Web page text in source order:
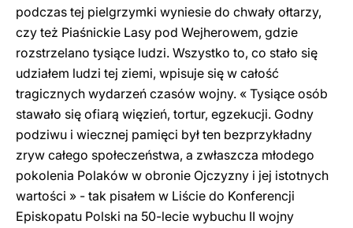
podczas tej pielgrzymki wyniesie do chwały ołtarzy,
czy też Piaśnickie Lasy pod Wejherowem, gdzie
rozstrzelano tysiące ludzi. Wszystko to, co stało się
udziałem ludzi tej ziemi, wpisuje się w całość
tragicznych wydarzeń czasów wojny. « Tysiące osób
stawało się ofiarą więzień, tortur, egzekucji. Godny
podziwu i wiecznej pamięci był ten bezprzykładny
zryw całego społeczeństwa, a zwłaszcza młodego
pokolenia Polaków w obronie Ojczyzny i jej istotnych
wartości » - tak pisałem w Liście do Konferencji
Episkopatu Polski na 50-lecie wybuchu II wojny